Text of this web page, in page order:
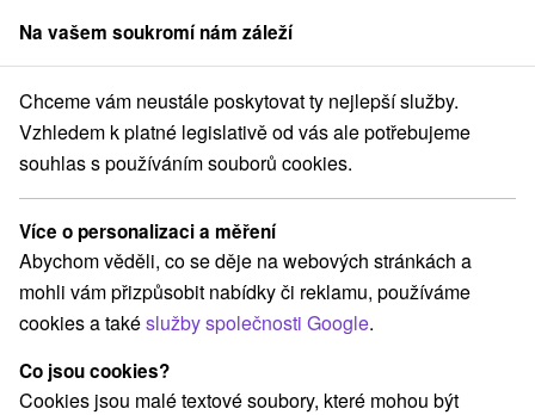
člen skupinySorger
Pobyty na Slovensku Relaxační pobyty Chvojnická pahorkatina
Relaxační pobyty Chvojnická
pahorkatina
Kategorie
Všechny kategorie
Pobyty v akci(3)
Wellness pobyty(1)
Pobyty pro seniory (1)
Na vašem soukromí nám záleží
Chceme vám neustále poskytovat ty nejlepší služby.
Vzhledem k platné legislativě od vás ale potřebujeme
souhlas s používáním souborů cookies.
Více o personalizaci a měření
Abychom věděli, co se děje na webových stránkách a
mohli vám přizpůsobit nabídky či reklamu, používáme
cookies a takéslužby společnosti Google.
Co jsou cookies?
Cookies jsou malé textové soubory, které mohou být